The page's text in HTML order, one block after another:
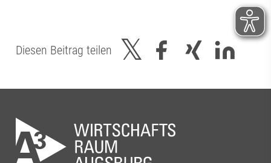
Diesen Beitrag teilen